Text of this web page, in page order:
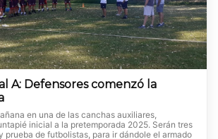
A: Defensores comenzó la
en una de las canchas auxiliares,
inicial a la pretemporada 2025. Serán tres
prueba de futbolistas, para ir dándole el armado